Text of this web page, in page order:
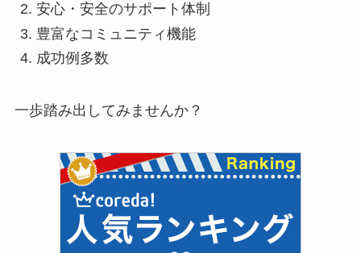
安心・安全のサポート体制
豊富なコミュニティ機能
成功例多数
一歩踏み出してみませんか？